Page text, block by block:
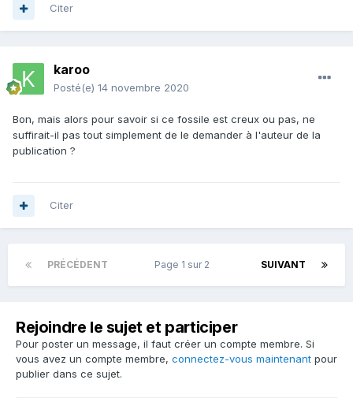
Citer
karoo
Posté(e) 14 novembre 2020
Bon, mais alors pour savoir si ce fossile est creux ou pas, ne
suffirait-il pas tout simplement de le demander à l'auteur de la
publication ?
Citer
PRÉCÉDENT SUIVANT
Page 1 sur 2
Rejoindre le sujet et participer
Pour poster un message, il faut créer un compte membre. Si
vous avez un compte membre, connectez-vous maintenant pour
publier dans ce sujet.